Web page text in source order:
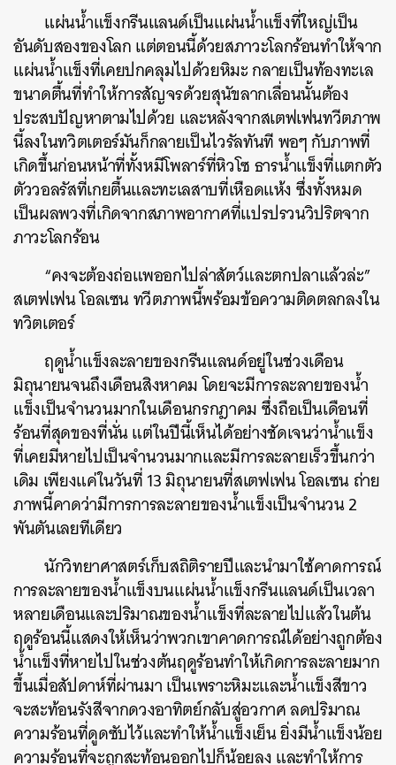
แผ่นน้ำแข็งกรีนแลนด์เป็นแผ่นน้ำแข็งที่ใหญ่เป็น
อันดับสองของโลกแต่ตอนนี้ด้วยสภาวะโลกร้อนทำให้จาก
แผ่นน้ำแข็งที่เคยปกคลุมไปด้วยหิมะกลายเป็นท้องทะเล
ขนาดตื้นที่ทำให้การสัญจรด้วยสุนัขลากเลื่อนนั้นต้อง
ประสบปัญหาตามไปด้วย และหลังจากสเตฟเฟนทวีตภาพ
นี้ลงในทวิตเตอร์มันก็กลายเป็นไวรัลทันทีพอๆกับภาพที่
เกิดขึ้นก่อนหน้าที่ทั้งหมีโพลาร์ที่หิวโซธารน้ำแข็งที่แตกตัว
ตัววอลรัสที่เกยตื้นและทะเลสาบที่เหือดแห้งซึ่งทั้งหมด
เป็นผลพวงที่เกิดจากสภาพอากาศที่แปรปรวนวิปริตจาก
ภาวะโลกร้อน
“คงจะต้องถ่อแพออกไปล่าสัตว์และตกปลาแล้วล่ะ”
สเตฟเฟนโอลเซนทวีตภาพนี้พร้อมข้อความติดตลกลงใน
ทวิตเตอร์
ฤดูน้ำแข็งละลายของกรีนแลนด์อยู่ในช่วงเดือน
มิถุนายนจนถึงเดือนสิงหาคมโดยจะมีการละลายของน้ำ
แข็งเป็นจำนวนมากในเดือนกรกฎาคมซึ่งถือเป็นเดือนที่
ร้อนที่สุดของที่นั่นแต่ในปีนี้เห็นได้อย่างชัดเจนว่าน้ำแข็ง
ที่เคยมีหายไปเป็นจำนวนมากและมีการละลายเร็วขึ้นกว่า
เดิม เพียงแค่ในวันที่13มิถุนายนที่สเตฟเฟนโอลเซนถ่าย
ภาพนี้คาดว่ามีการการละลายของน้ำแข็งเป็นจำนวน2
พันตันเลยทีเดียว
นักวิทยาศาสตร์เก็บสถิติรายปีและนำมาใช้คาดการณ์
การละลายของน้ำแข็งบนแผ่นน้ำแข็งกรีนแลนด์เป็นเวลา
หลายเดือนและปริมาณของน้ำแข็งที่ละลายไปแล้วในต้น
ฤดูร้อนนี้แสดงให้เห็นว่าพวกเขาคาดการณ์ได้อย่างถูกต้อง
น้ำแข็งที่หายไปในช่วงต้นฤดูร้อนทำให้เกิดการละลายมาก
ขึ้นเมื่อสัปดาห์ที่ผ่านมาเป็นเพราะหิมะและน้ำแข็งสีขาว
จะสะท้อนรังสีจากดวงอาทิตย์กลับสู่อวกาศลดปริมาณ
ความร้อนที่ดูดซับไว้และทำให้น้ำแข็งเย็นยิ่งมีน้ำแข็งน้อย
ความร้อนที่จะถูกสะท้อนออกไปก็น้อยลงและทำให้การ